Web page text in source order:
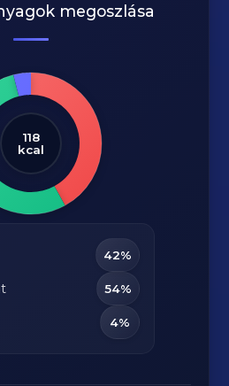
megoszlása
118
kcal
42%
54%
4%